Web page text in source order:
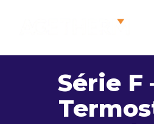
Série F